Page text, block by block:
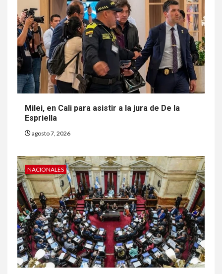
Milei, en Cali para asistir a la jura de De la
Espriella
agosto 7, 2026
NACIONALES